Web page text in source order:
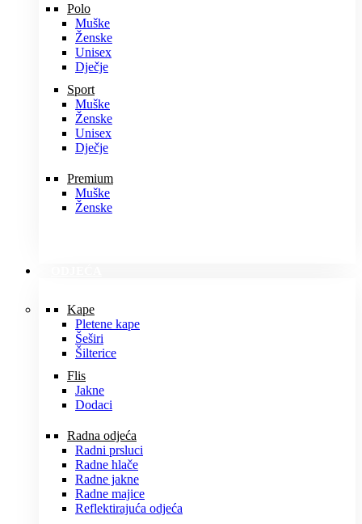
Polo
Muške
Ženske
Unisex
Dječje
Sport
Muške
Ženske
Unisex
Dječje
Premium
Muške
Ženske
Kape
Pletene kape
Šeširi
Šilterice
Flis
Jakne
Dodaci
Radna odjeća
Radni prsluci
Radne hlače
Radne jakne
Radne majice
Reflektirajuća odjeća